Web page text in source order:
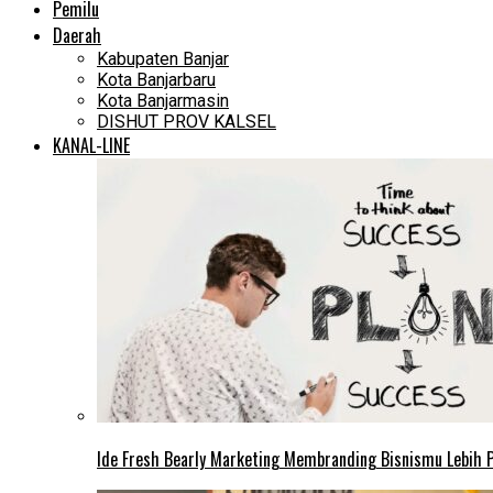
Pemilu
Daerah
Kabupaten Banjar
Kota Banjarbaru
Kota Banjarmasin
DISHUT PROV KALSEL
KANAL-LINE
Ide Fresh Bearly Marketing Membranding Bisnismu Lebih